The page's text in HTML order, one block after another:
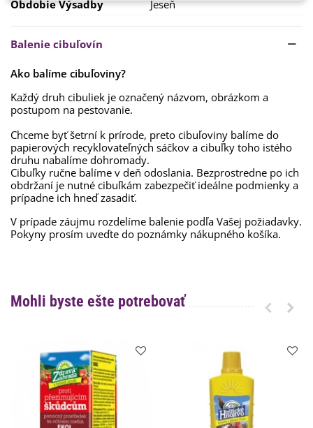
Obdobie Výsadby
Jeseň
Balenie cibuľovín
Ako balíme cibuľoviny?
Každý druh cibuliek je označený názvom, obrázkom a
postupom na pestovanie.
Chceme byť šetrní k prírode, preto cibuľoviny balíme do
papierových recyklovateľných sáčkov a cibuľky toho istého
druhu nabalíme dohromady.
Cibuľky ručne balíme v deň odoslania. Bezprostredne po ich
obdržaní je nutné cibuľkám zabezpečiť ideálne podmienky a
prípadne ich hneď zasadiť.
V prípade záujmu rozdelíme balenie podľa Vašej požiadavky.
Pokyny prosím uveďte do poznámky nákupného košíka.
Mohli byste ešte potrebovať